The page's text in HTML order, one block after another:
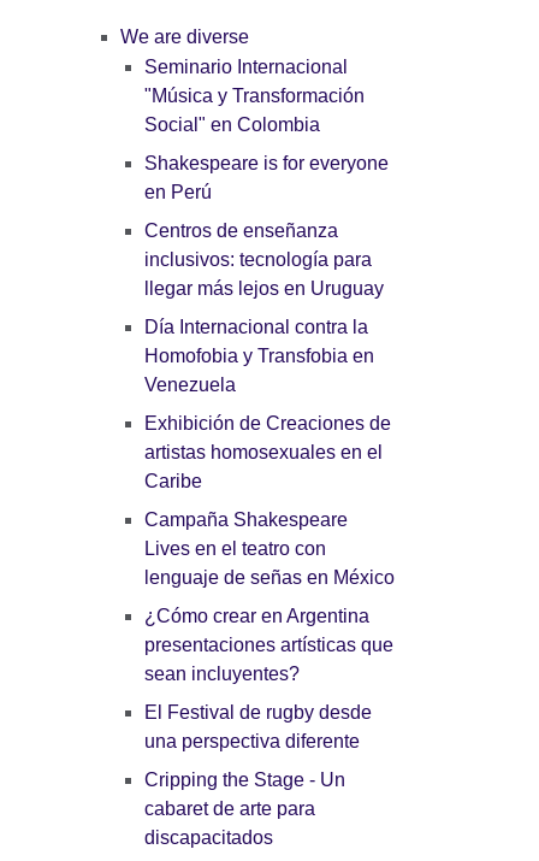
We are diverse
Seminario Internacional
"Música y Transformación
Social" en Colombia
Shakespeare is for everyone
en Perú
Centros de enseñanza
inclusivos: tecnología para
llegar más lejos en Uruguay
Día Internacional contra la
Homofobia y Transfobia en
Venezuela
Exhibición de Creaciones de
artistas homosexuales en el
Caribe
Campaña Shakespeare
Lives en el teatro con
lenguaje de señas en México
¿Cómo crear en Argentina
presentaciones artísticas que
sean incluyentes?
El Festival de rugby desde
una perspectiva diferente
Cripping the Stage - Un
cabaret de arte para
discapacitados